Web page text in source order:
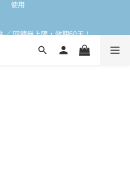
(效期30天) | 可與LINE新好友$50疊加
本月免運券與折價券 >